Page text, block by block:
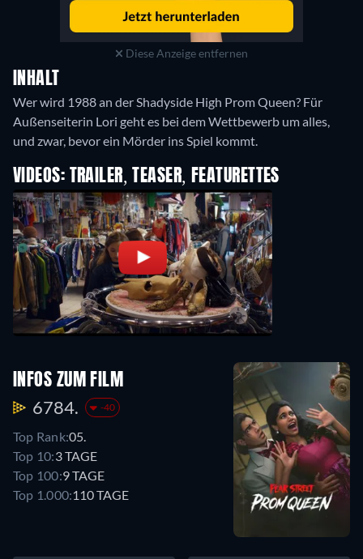
Diese Anzeige entfernen
INHALT
Wer wird 1988 an der Shadyside High Prom Queen? Für
Außenseiterin Lori geht es bei dem Wettbewerb um alles,
und zwar, bevor ein Mörder ins Spiel kommt.
VIDEOS: TRAILER, TEASER, FEATURETTES
INFOS ZUM FILM
6784. -40
Top Rank:05.
Top 10:3 TAGE
Top 100:9 TAGE
Top 1.000:110 TAGE